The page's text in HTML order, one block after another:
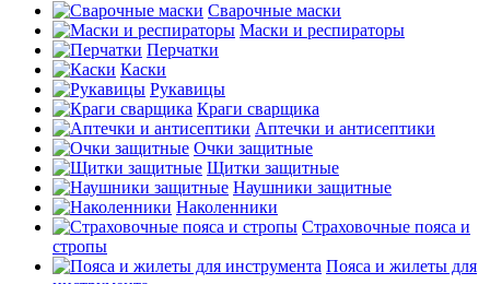
Сварочные маски
Маски и респираторы
Перчатки
Каски
Рукавицы
Краги сварщика
Аптечки и антисептики
Очки защитные
Щитки защитные
Наушники защитные
Наколенники
Страховочные пояса и
стропы
Пояса и жилеты для